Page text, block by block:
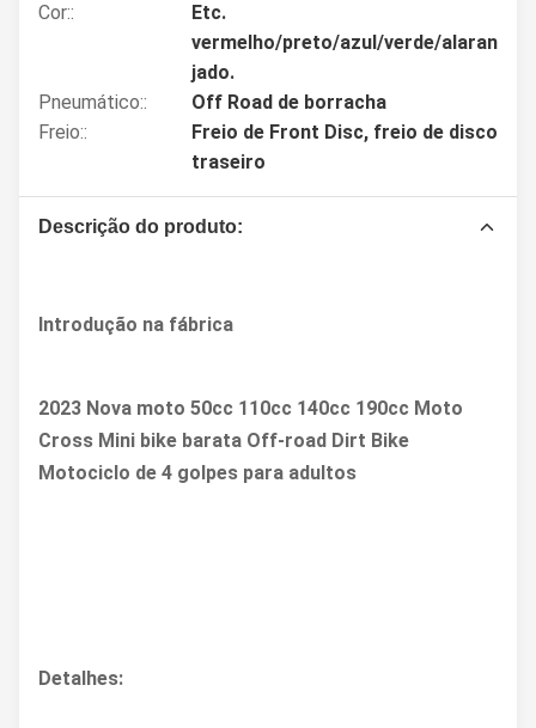
Cor::
Etc.
vermelho/preto/azul/verde/alaran
jado.
Pneumático::
Off Road de borracha
Freio::
Freio de Front Disc, freio de disco
traseiro
Descrição do produto:
Introdução na fábrica
2023 Nova moto 50cc 110cc 140cc 190cc Moto
Cross Mini bike barata Off-road Dirt Bike
Motociclo de 4 golpes para adultos
Detalhes: